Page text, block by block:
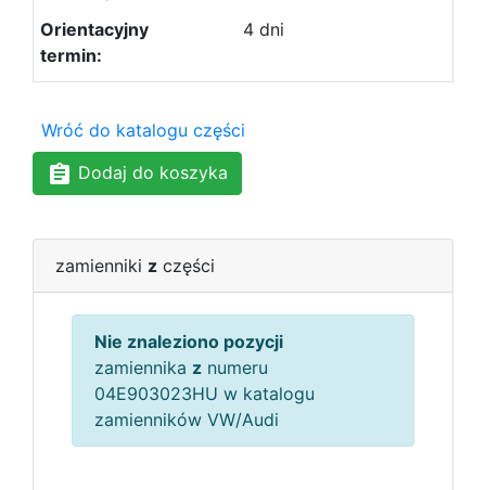
4 dni
Wróć do katalogu części
Dodaj do koszyka
zamienniki z części
Nie znaleziono pozycji
zamiennika z numeru
04E903023HU w katalogu
zamienników VW/Audi